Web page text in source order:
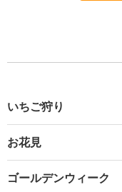
いちご狩り
お花見
ゴールデンウィーク